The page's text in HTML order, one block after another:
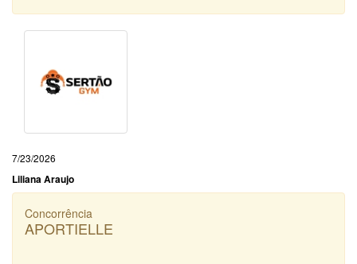
7/23/2026
Liliana Araujo
Concorrência
APORTIELLE